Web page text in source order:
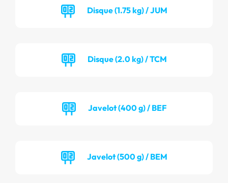
Disque (1.75 kg) / JUM
Disque (2.0 kg) / TCM
Javelot (400 g) / BEF
Javelot (500 g) / BEM